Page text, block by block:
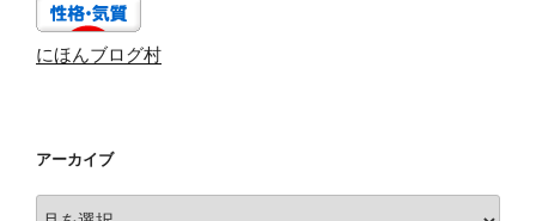
にほんブログ村
アーカイブ